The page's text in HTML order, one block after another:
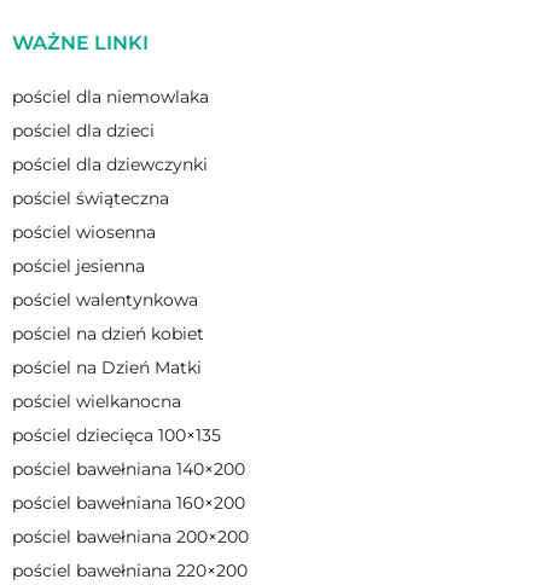
WAŻNE LINKI
pościel dla niemowlaka
pościel dla dzieci
pościel dla dziewczynki
pościel świąteczna
pościel wiosenna
pościel jesienna
pościel walentynkowa
pościel na dzień kobiet
pościel na Dzień Matki
pościel wielkanocna
pościel dziecięca 100×135
pościel bawełniana 140×200
pościel bawełniana 160×200
pościel bawełniana 200×200
pościel bawełniana 220×200